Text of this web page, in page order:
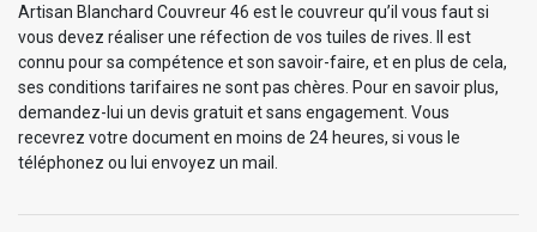
Artisan Blanchard Couvreur 46 est le couvreur qu’il vous faut si
vous devez réaliser une réfection de vos tuiles de rives. Il est
connu pour sa compétence et son savoir-faire, et en plus de cela,
ses conditions tarifaires ne sont pas chères. Pour en savoir plus,
demandez-lui un devis gratuit et sans engagement. Vous
recevrez votre document en moins de 24 heures, si vous le
téléphonez ou lui envoyez un mail.